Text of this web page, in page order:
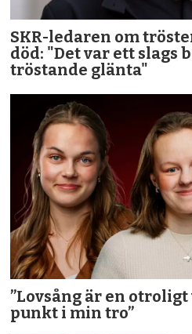
SKR-ledaren om
död: "Det var ett slags
tröstande glänta"
”Lovsång är en
punkt i min tro”